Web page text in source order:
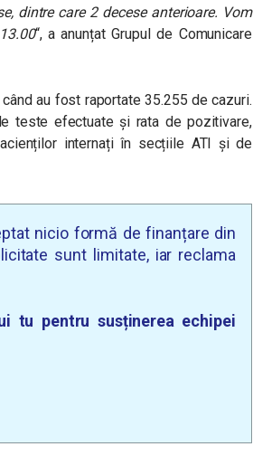
dintre care 2 decese anterioare. Vom
“, a anunțat Grupul de Comunicare
au fost raportate 35.255 de cazuri.
teste efectuate și rata de pozitivare,
internați în secțiile ATI și de
nicio formă de finanțare din
sunt limitate, iar reclama
tu pentru susținerea echipei